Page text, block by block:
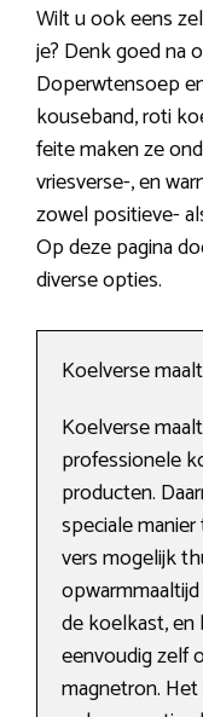
Wilt u ook eens
je? Denk goed na
Doperwtensoep
kouseband, roti
feite maken ze
vriesverse-, en
zowel positieve-
Op deze pagina
diverse opties.
Koelverse
Koelverse
professionele
producten.
speciale
vers mogelijk
de koelkast, en
eenvoudig zelf
magnetron.